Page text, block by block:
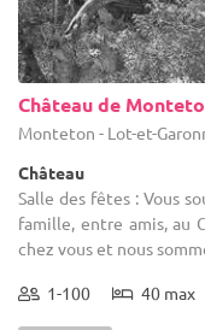
Château de
Monteton - Lot-et-
Château
Salle des fêtes : Vous
famille, entre amis, au
chez vous et nous
1-100 40 max